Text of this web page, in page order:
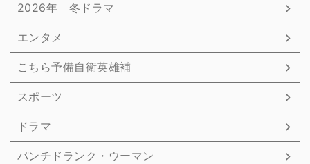
2026年 冬ドラマ
エンタメ
こちら予備自衛英雄補
スポーツ
ドラマ
パンチドランク・ウーマン